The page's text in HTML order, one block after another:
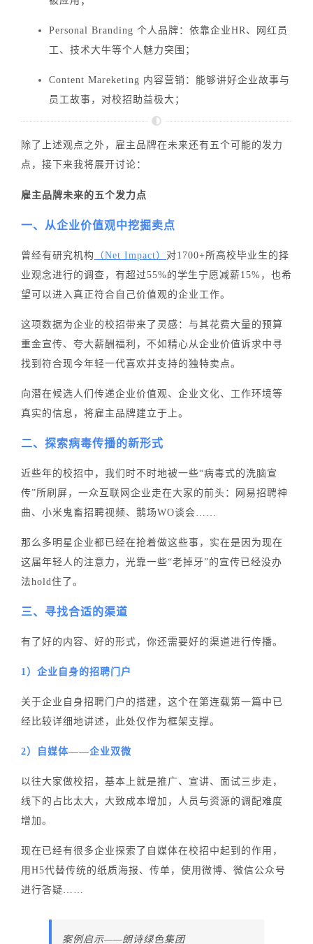
Personal Branding 个人品牌： 依靠企业HR、网红员
工、技术大牛等个人魅力突围；
Content Mareketing 内容营销： 能够讲好企业故事与
员工故事，对校招助益极大；
除了上述观点之外，雇主品牌在未来还有五个可能的发力
点，接下来我将展开讨论：
雇主品牌未来的五个发力点
一、从企业价值观中挖掘卖点
曾经有研究机构 （Net Impact） 对1700+所高校毕业生的择
业观念进行的调查，有超过55%的学生宁愿减薪15%，也希
望可以进入真正符合自己价值观的企业工作。
这项数据为企业的校招带来了灵感：与其花费大量的预算
重金宣传、夸大薪酬福利，不如精心从企业价值诉求中寻
找到符合现今年轻一代喜欢并支持的独特卖点。
向潜在候选人们传递企业价值观、企业文化、工作环境等
真实的信息，将雇主品牌建立于上。
二、探索病毒传播的新形式
近些年的校招中，我们时不时地被一些“病毒式的洗脑宣
传”所刷屏，一众互联网企业走在大家的前头：网易招聘神
曲、小米鬼畜招聘视频、鹅场WO谈会……
那么多明星企业都已经在抢着做这些事，实在是因为现在
这届年轻人的注意力，光靠一些“老掉牙”的宣传已经没办
法hold住了。
三、寻找合适的渠道
有了好的内容、好的形式，你还需要好的渠道进行传播。
1）企业自身的招聘门户
关于企业自身招聘门户的搭建，这个在第连载第一篇中已
经比较详细地讲述，此处仅作为框架支撑。
2）自媒体——企业双微
以往大家做校招，基本上就是推广、宣讲、面试三步走，
线下的占比太大，大致成本增加，人员与资源的调配难度
增加。
现在已经有很多企业探索了自媒体在校招中起到的作用，
用H5代替传统的纸质海报、传单，使用微博、微信公众号
进行答疑……
案例启示——朗诗绿色集团